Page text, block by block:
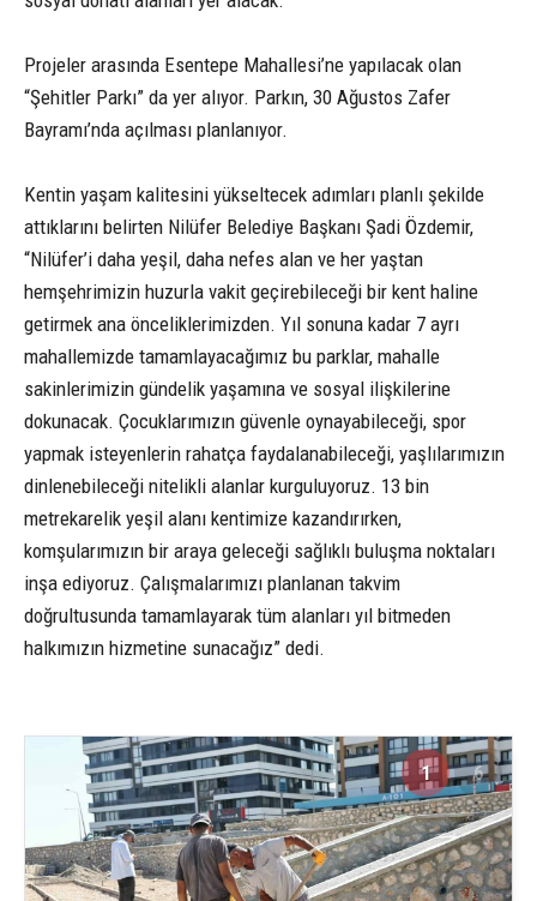
Projeler arasında Esentepe Mahallesi’ne yapılacak olan
“Şehitler Parkı” da yer alıyor. Parkın, 30 Ağustos Zafer
Bayramı’nda açılması planlanıyor.
Kentin yaşam kalitesini yükseltecek adımları planlı şekilde
attıklarını belirten Nilüfer Belediye Başkanı Şadi Özdemir,
“Nilüfer’i daha yeşil, daha nefes alan ve her yaştan
hemşehrimizin huzurla vakit geçirebileceği bir kent haline
getirmek ana önceliklerimizden. Yıl sonuna kadar 7 ayrı
mahallemizde tamamlayacağımız bu parklar, mahalle
sakinlerimizin gündelik yaşamına ve sosyal ilişkilerine
dokunacak. Çocuklarımızın güvenle oynayabileceği, spor
yapmak isteyenlerin rahatça faydalanabileceği, yaşlılarımızın
dinlenebileceği nitelikli alanlar kurguluyoruz. 13 bin
metrekarelik yeşil alanı kentimize kazandırırken,
komşularımızın bir araya geleceği sağlıklı buluşma noktaları
inşa ediyoruz. Çalışmalarımızı planlanan takvim
doğrultusunda tamamlayarak tüm alanları yıl bitmeden
halkımızın hizmetine sunacağız” dedi.
1 6